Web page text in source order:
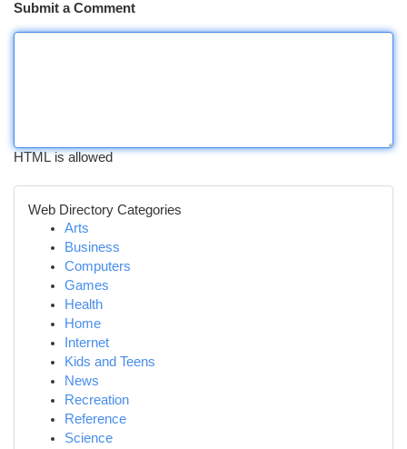
Submit a Comment
HTML is allowed
Web Directory Categories
Arts
Business
Computers
Games
Health
Home
Internet
Kids and Teens
News
Recreation
Reference
Science